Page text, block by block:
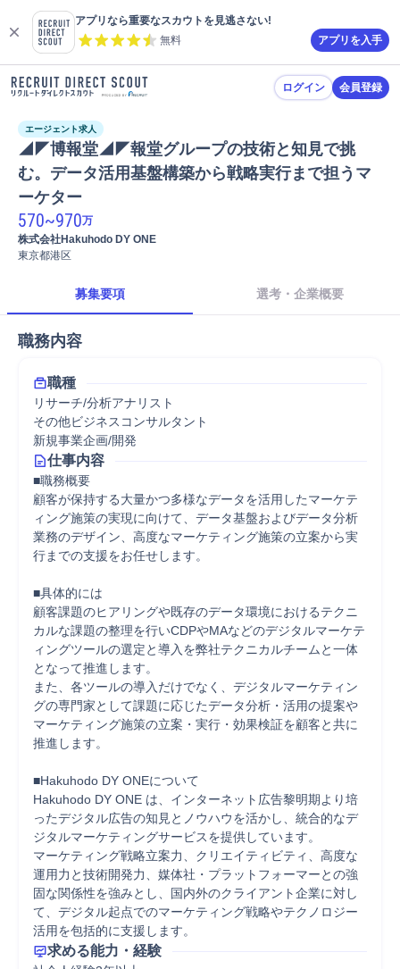
アプリなら重要なスカウトを見逃さない!
無料
アプリを入手
ログイン 会員登録
エージェント求人
◢◤博報堂◢◤報堂グループの技術と知見で挑
む。データ活用基盤構築から戦略実行まで担うマ
ーケター
570~970万
株式会社Hakuhodo DY ONE
東京都港区
募集要項 選考・企業概要
職務内容
職種
リサーチ/分析アナリスト
その他ビジネスコンサルタント
新規事業企画/開発
仕事内容
■職務概要
顧客が保持する大量かつ多様なデータを活用したマーケテ
ィング施策の実現に向けて、データ基盤およびデータ分析
業務のデザイン、高度なマーケティング施策の立案から実
行までの支援をお任せします。
■具体的には
顧客課題のヒアリングや既存のデータ環境におけるテクニ
カルな課題の整理を行いCDPやMAなどのデジタルマーケテ
ィングツールの選定と導入を弊社テクニカルチームと一体
となって推進します。
また、各ツールの導入だけでなく、デジタルマーケティン
グの専門家として課題に応じたデータ分析・活用の提案や
マーケティング施策の立案・実行・効果検証を顧客と共に
推進します。
■Hakuhodo DY ONEについて
Hakuhodo DY ONE は、インターネット広告黎明期より培
ったデジタル広告の知見とノウハウを活かし、統合的なデ
ジタルマーケティングサービスを提供しています。
マーケティング戦略立案力、クリエイティビティ、高度な
運用力と技術開発力、媒体社・プラットフォーマーとの強
固な関係性を強みとし、国内外のクライアント企業に対し
て、デジタル起点でのマーケティング戦略やテクノロジー
活用を包括的に支援します。
求める能力・経験